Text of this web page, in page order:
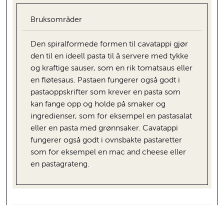
Bruksområder
Den spiralformede formen til cavatappi gjør
den til en ideell pasta til å servere med tykke
og kraftige sauser, som en rik tomatsaus eller
en fløtesaus. Pastaen fungerer også godt i
pastaoppskrifter som krever en pasta som
kan fange opp og holde på smaker og
ingredienser, som for eksempel en pastasalat
eller en pasta med grønnsaker. Cavatappi
fungerer også godt i ovnsbakte pastaretter
som for eksempel en mac and cheese eller
en pastagrateng.